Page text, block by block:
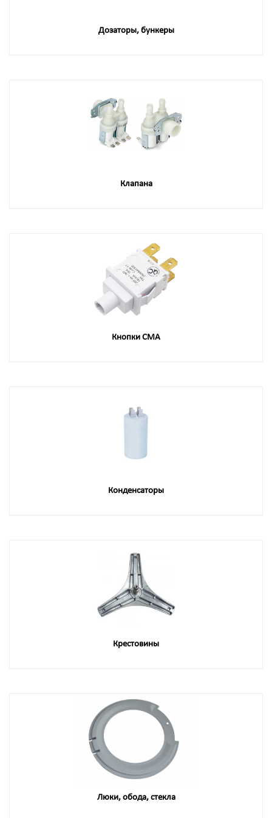
Дозаторы, бункеры
Клапана
Кнопки СМА
Конденсаторы
Крестовины
Люки, обода, стекла